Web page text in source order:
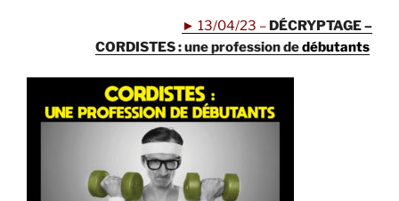
► 13/04/23 – DÉCRYPTAGE –
CORDISTES : une profession dedébutants